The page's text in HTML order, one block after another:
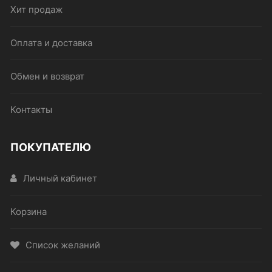
Хит продаж
Оплата и доставка
Обмен и возврат
Контакты
ПОКУПАТЕЛЮ
Личный кабинет
Корзина
Список желаний